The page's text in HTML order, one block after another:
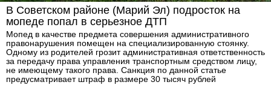
В Советском районе (Марий Эл) подросток на
мопеде попал в серьезное ДТП
Мопед в качестве предмета совершения административного
правонарушения помещен на специализированную стоянку.
Одному из родителей грозит административная ответственность
за передачу права управления транспортным средством лицу,
не имеющему такого права. Санкция по данной статье
предусматривает штраф в размере 30 тысяч рублей